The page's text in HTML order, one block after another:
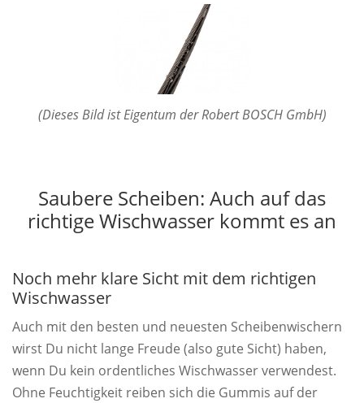
(Dieses Bild ist Eigentum der Robert BOSCH GmbH)
Saubere Scheiben: Auch auf das
richtige Wischwasser kommt es an
Noch mehr klare Sicht mit dem richtigen
Wischwasser
Auch mit den besten und neuesten Scheibenwischern
wirst Du nicht lange Freude (also gute Sicht) haben,
wenn Du kein ordentliches Wischwasser verwendest.
Ohne Feuchtigkeit reiben sich die Gummis auf der